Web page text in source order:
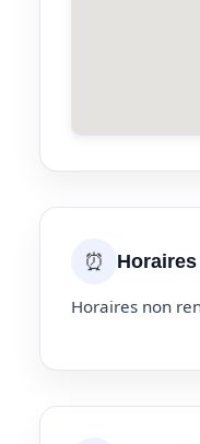
⏰
Horaires non